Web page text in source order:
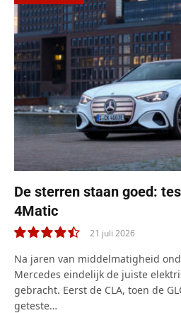
De sterren staan goed:
4Matic
9.0
21 juli 2026
Na jaren van middelmatigheid
Mercedes eindelijk de juiste
gebracht. Eerst de CLA, toen de
geteste…